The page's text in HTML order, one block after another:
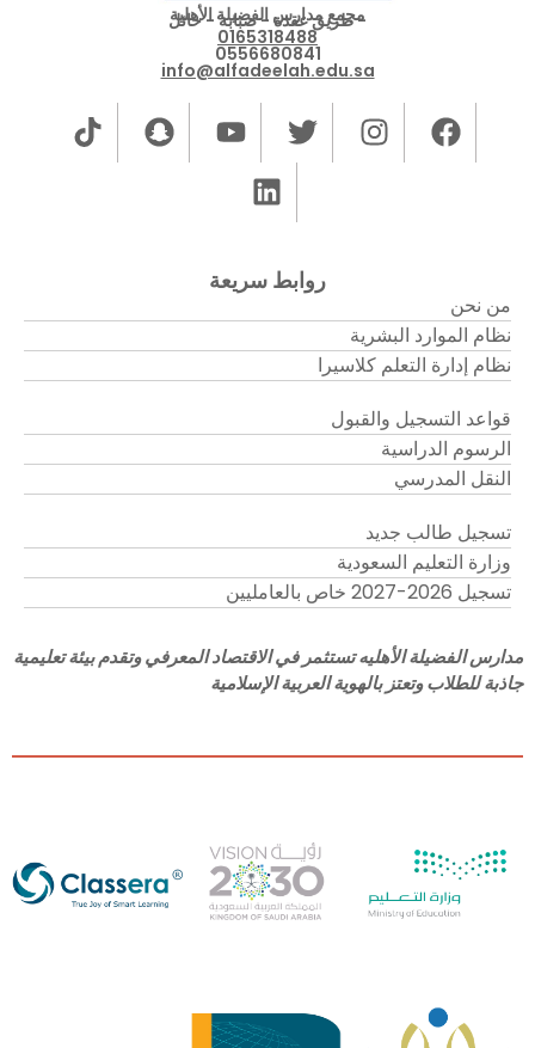
مجمع مدارس الفضيلة الأهلية
- طريق عقدة - صبابة - حائل
0165318488
0556680841
info@alfadeelah.edu.sa
روابط سريعة
من نحن
نظام الموارد البشرية
نظام إدارة التعلم كلاسيرا
قواعد التسجيل والقبول
الرسوم الدراسية
النقل المدرسي
تسجيل طالب جديد
وزارة التعليم السعودية
تسجيل 2026-2027 خاص بالعامليين
مدارس الفضيلة الأهليه تستثمر في الاقتصاد المعرفي وتقدم بيئة تعليمية
جاذبة للطلاب وتعتز بالهوية العربية الإسلامية